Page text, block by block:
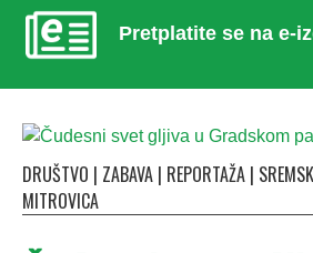
Pretplatite se na e-
DRUŠTVO | ZABAVA | REPORTAŽA |
MITROVICA